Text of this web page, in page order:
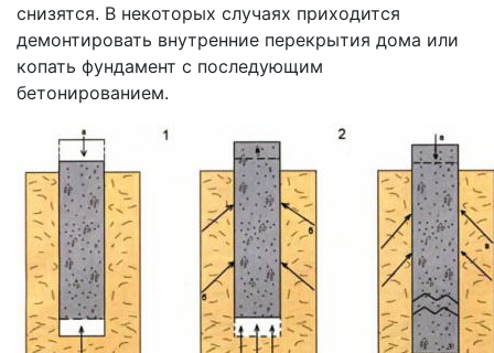
снизятся. В некоторых случаях приходится
демонтировать внутренние перекрытия дома или
копать фундамент с последующим
бетонированием.